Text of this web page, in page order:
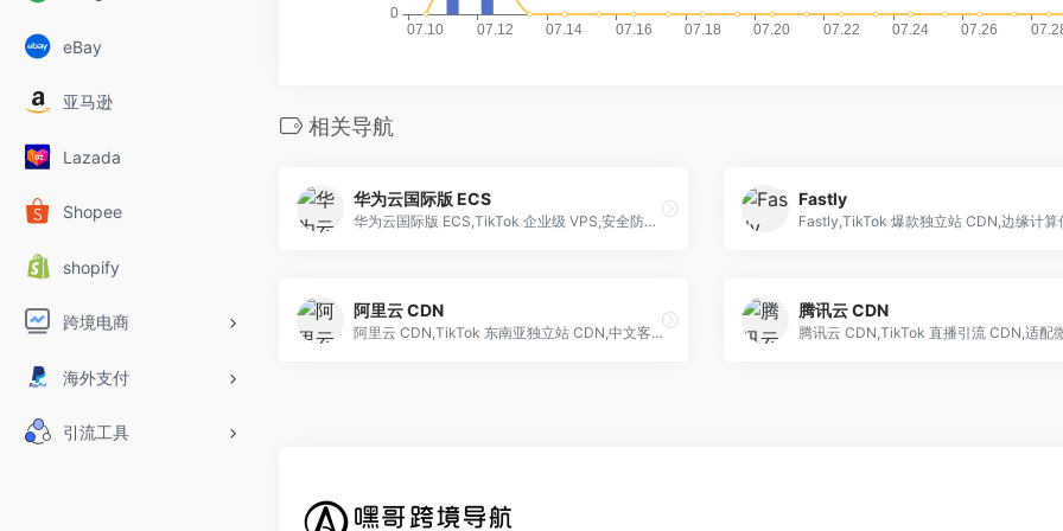
eBay
亚马逊
Lazada
Shopee
shopify
跨境电商
海外支付
引流工具
相关导航
华为云国际版 ECS
华为云国际版 ECS,TikTok 企业级 VPS,安全防护强
Fastly
Fastly,TikTok 爆款独立站 CDN,边缘计算
阿里云 CDN
阿里云 CDN,TikTok 东南亚独立站 CDN,中文客服对接
腾讯云 CDN